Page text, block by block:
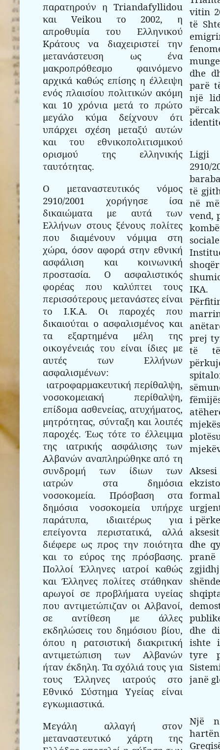
παρατηρούν η Triandafyllidou
και Veikou το 2002, η
απροθυμία του Ελληνικού
Κράτους να διαχειριστεί την
μετανάστευση ως ένα
μακροπρόθεσμο φαινόμενο
αρχικά καθώς επίσης η έλλειψη
ενός πλαισίου πολιτικών ακόμη
και 10 χρόνια μετά το πρώτο
μεγάλο κύμα δείχνουν ότι
υπάρχει σχέση μεταξύ αυτών
και του εθνικοπολιτισμικού
ορισμού της ελληνικής
ταυτότητας.
Ο μεταναστευτικός νόμος
2910/2001 χορήγησε ίσα
δικαιώματα με αυτά των
Ελλήνων στους ξένους πολίτες
που διαμένουν νόμιμα στη
χώρα, όσον αφορά στην εθνική
ασφάλιση και κοινωνική
προστασία. Ο ασφαλιστικός
φορέας που καλύπτει τους
περισσότερους μετανάστες είναι
το Ι.Κ.Α. Οι παροχές που
δικαιούται ο ασφαλισμένος και
τα εξαρτημένα μέλη της
οικογένειάς του είναι ίδιες με
αυτές των Ελλήνων
ασφαλισμένων:
ιατροφαρμακευτική περίθαλψη,
νοσοκομειακή περίθαλψη,
επίδομα ασθενείας, ατυχήματος,
μητρότητας, σύνταξη και λοιπές
παροχές. Έως τότε το έλλειμμα
της ιατρικής ασφάλισης των
Αλβανών αναπληρώθηκε από τη
συνδρομή των ίδιων των
ιατρών στα δημόσια
νοσοκομεία. Πρόσβαση στα
δημόσια νοσοκομεία υπήρχε
παράτυπα, ιδιαιτέρως για
επείγοντα περιστατικά, αλλά
διέφερε ως προς την ποιότητα
και το εύρος της πρόσβασης.
Πολλοί Έλληνες ιατροί καθώς
και Έλληνες πολίτες στάθηκαν
αρωγοί σε προβλήματα υγείας
που αντιμετώπιζαν οι Αλβανοί,
σε αντίθεση με άλλες
εκδηλώσεις του δημόσιου βίου,
όπου η ρατσιστική διακριτική
αντιμετώπιση των Αλβανών
ήταν έκδηλη. Τα σχόλιά τους για
τους Έλληνες ιατρούς στο
Εθνικό Σύστημα Υγείας είναι
εγκωμιαστικά.
Μεγάλη αλλαγή στον
μεταναστευτικό χάρτη της
vitin
të
dhe
parë
një
Ligji
të
në
vend,
IKA.
prej
të të
i
dhe
dhe
ishte
tyre
janë
Një